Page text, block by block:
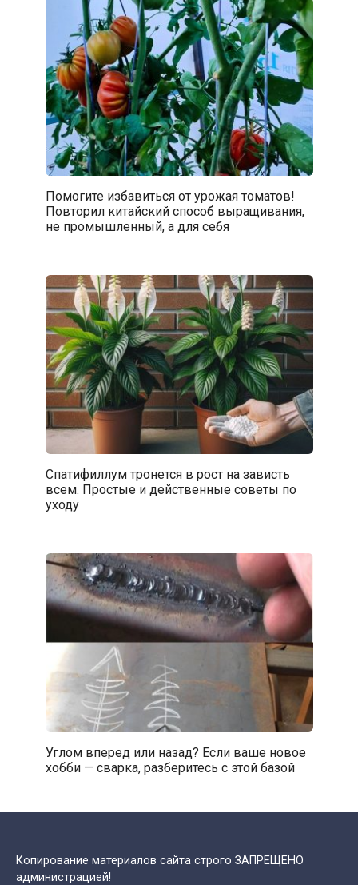
Помогите избавиться от урожая томатов!
Повторил китайский способ выращивания,
не промышленный, а для себя
Спатифиллум тронется в рост на зависть
всем. Простые и действенные советы по
уходу
Углом вперед или назад? Если ваше новое
хобби — сварка, разберитесь с этой базой
Копирование материалов сайта строго ЗАПРЕЩЕНО
администрацией!